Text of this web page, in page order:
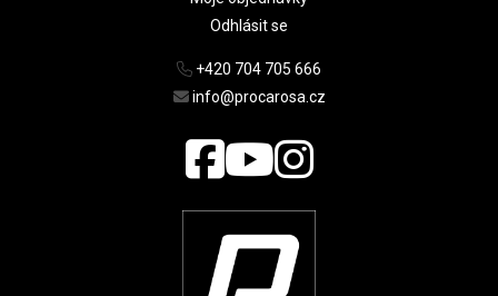
Odhlásit se
+420 704 705 666
info@procarosa.cz